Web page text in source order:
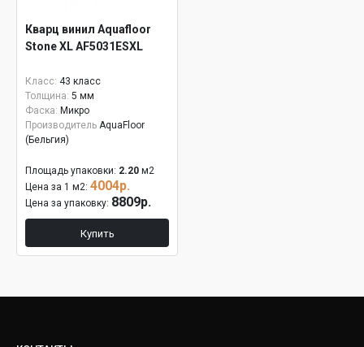
Кварц винил Aquafloor
Stone XL AF5031ESXL
Класс: 43 класс
Толщина: 5 мм
Фаска: Микро
Производитель AquaFloor
(Бельгия)
Площадь упаковки: 2.20 м2
Цена за 1 м2: 4004р.
Цена за упаковку: 8809р.
Купить